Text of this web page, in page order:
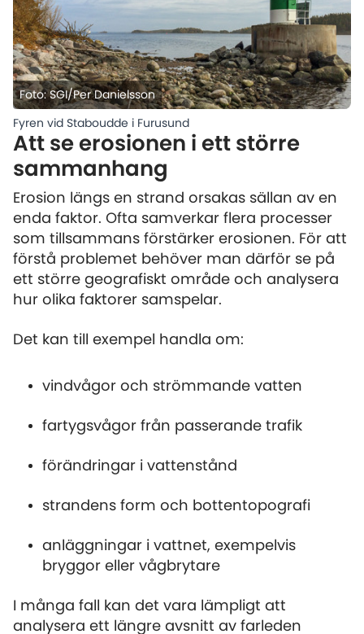
Fyren vid Staboudde i Furusund
Foto: SGI/Per Danielsson
Att se erosionen i ett större
sammanhang
Erosion längs en strand orsakas sällan av en
enda faktor. Ofta samverkar flera processer
som tillsammans förstärker erosionen. För att
förstå problemet behöver man därför se på
ett större geografiskt område och analysera
hur olika faktorer samspelar.
Det kan till exempel handla om:
vindvågor och strömmande vatten
fartygsvågor från passerande trafik
förändringar i vattenstånd
strandens form och bottentopografi
anläggningar i vattnet, exempelvis
bryggor eller vågbrytare
I många fall kan det vara lämpligt att
analysera ett längre avsnitt av farleden